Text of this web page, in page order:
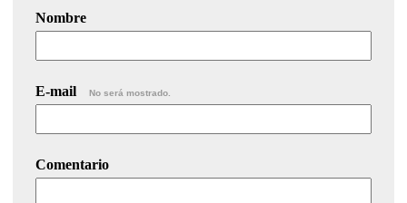
Nombre
E-mail No será mostrado.
Comentario